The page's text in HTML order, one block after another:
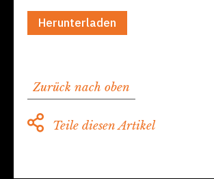
Herunterladen
Zurück nach oben
Teile diesen Artikel